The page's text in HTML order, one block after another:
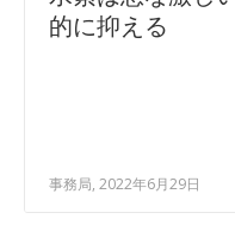
的に抑える
事務局, 2022年6月29日